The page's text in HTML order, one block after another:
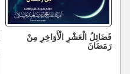
فَضَائِلُ الْعَشْرِ الْأَوَاخِرِ مِنْ
رَمَضَانَ